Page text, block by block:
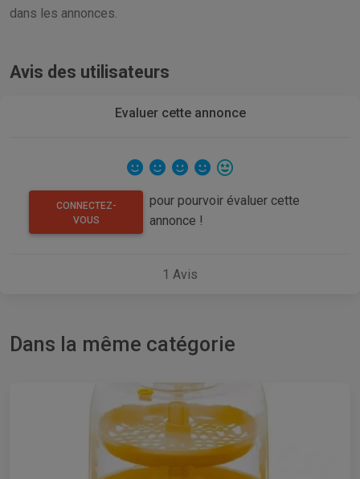
dans les annonces.
Avis des utilisateurs
Evaluer cette annonce
CONNECTEZ-
VOUS
pour pourvoir évaluer cette
annonce !
1 Avis
Dans la même catégorie